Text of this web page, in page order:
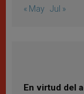
« May Jul »
En virtud del